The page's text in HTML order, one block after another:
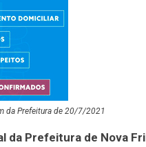
da Prefeitura de 20/7/2021
da Prefeitura de Nova